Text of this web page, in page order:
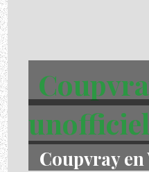
unofficiel
Coupvray